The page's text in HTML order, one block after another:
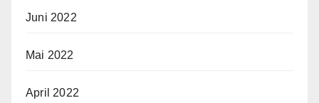
Juni 2022
Mai 2022
April 2022